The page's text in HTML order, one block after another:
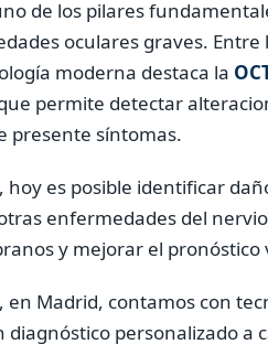
de los pilares
oculares graves.
moderna destaca la
permite detectar
presente síntomas.
hoy es posible identificar
enfermedades del
y mejorar el pronóstico
, en Madrid, contamos con
personalizado a